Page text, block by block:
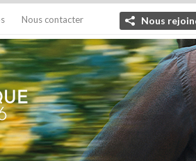
Nous contacter Nous